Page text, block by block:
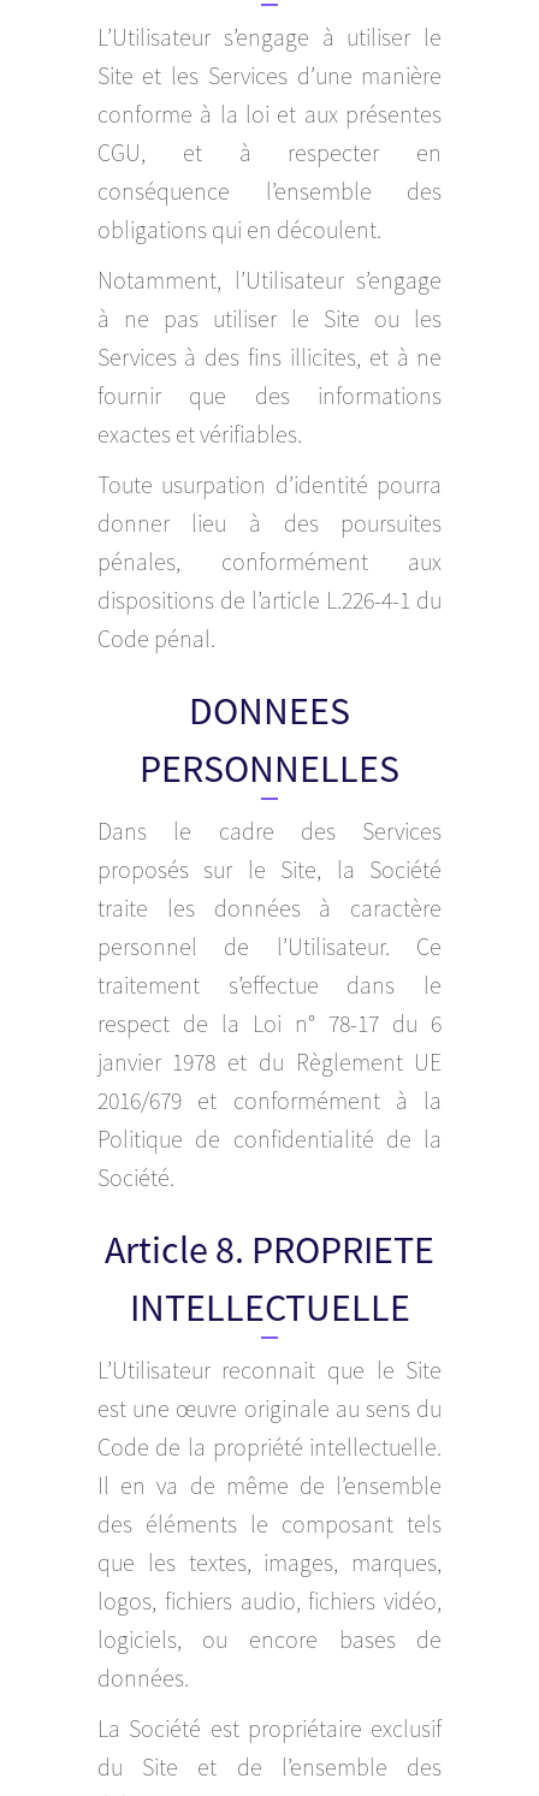
L’Utilisateur s’engage à utiliser le
Site et les Services d’une manière
conforme à la loi et aux présentes
CGU, et à respecter en
conséquence l’ensemble des
obligations qui en découlent.
Notamment, l’Utilisateur s’engage
à ne pas utiliser le Site ou les
Services à des fins illicites, et à ne
fournir que des informations
exactes et vérifiables.
Toute usurpation d’identité pourra
donner lieu à des poursuites
pénales, conformément aux
dispositions de l’article L.226-4-1 du
Code pénal.
DONNEES
PERSONNELLES
Dans le cadre des Services
proposés sur le Site, la Société
traite les données à caractère
personnel de l’Utilisateur. Ce
traitement s’effectue dans le
respect de la Loi n° 78-17 du 6
janvier 1978 et du Règlement UE
2016/679 et conformément à la
Politique de confidentialité de la
Société.
Article 8. PROPRIETE
INTELLECTUELLE
L’Utilisateur reconnait que le Site
est une œuvre originale au sens du
Code de la propriété intellectuelle.
Il en va de même de l’ensemble
des éléments le composant tels
que les textes, images, marques,
logos, fichiers audio, fichiers vidéo,
logiciels, ou encore bases de
données.
La Société est propriétaire exclusif
du Site et de l’ensemble des